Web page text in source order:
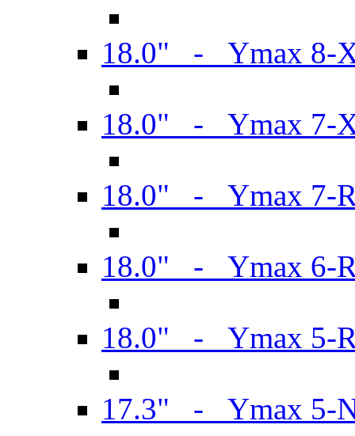
18.0" - Ymax 8-
18.0" - Ymax 7-
18.0" - Ymax 7-
18.0" - Ymax 6-
18.0" - Ymax 5-
17.3" - Ymax 5-